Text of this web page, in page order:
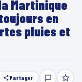
Martinique
en
pluies et
Partager